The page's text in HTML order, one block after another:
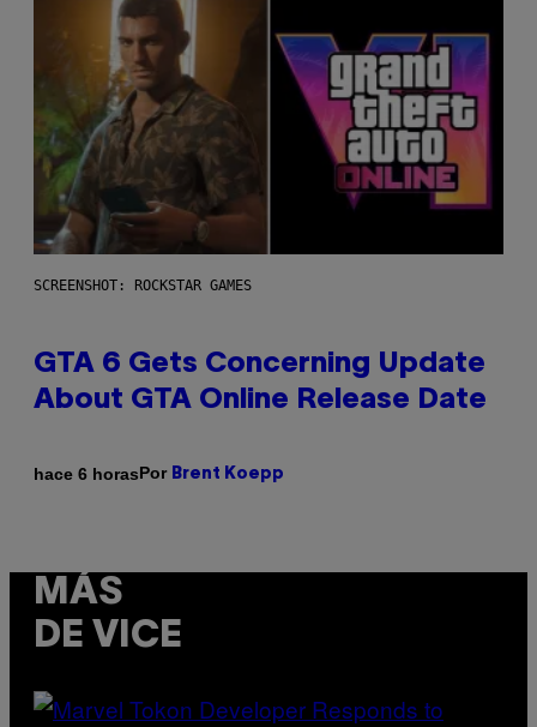
SCREENSHOT: ROCKSTAR GAMES
GTA 6 Gets Concerning Update
About GTA Online Release Date
hace 6 horasPor Brent Koepp
MÁS
DE VICE